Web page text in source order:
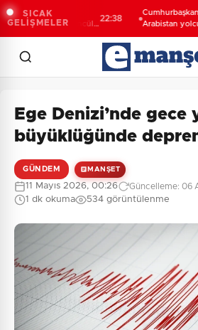
SICAK
GELİŞMELER
Şahin Biba:
bütüncül
Cumhurbaşkanı
Arabistan yolcusu
Ege Denizi’nde gece
büyüklüğünde
GÜNDEM MANŞET
11 Mayıs 2026, 00:26 Güncelleme: 06
1 dk okuma 534 görüntülenme